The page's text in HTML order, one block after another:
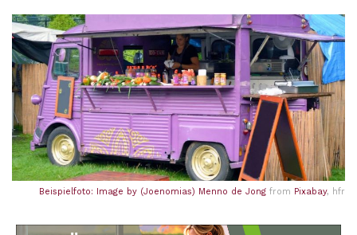
Beispielfoto: Image by (Joenomias) Menno de Jong from Pixabay, hfr